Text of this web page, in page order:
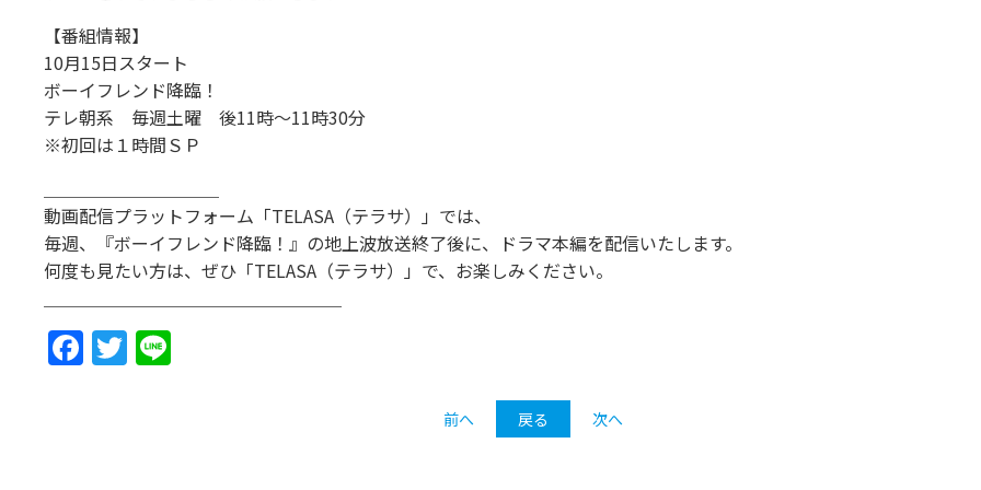
【番組情報】
10月15日スタート
ボーイフレンド降臨！
テレ朝系 毎週土曜 後11時〜11時30分
※初回は１時間ＳＰ
動画配信プラットフォーム「TELASA（テラサ）」では、
毎週、『ボーイフレンド降臨！』の地上波放送終了後に、ドラマ本編を配信いたします。
何度も見たい方は、ぜひ「TELASA（テラサ）」で、お楽しみください。
Facebook
Twitter
前へ 戻る 次へ